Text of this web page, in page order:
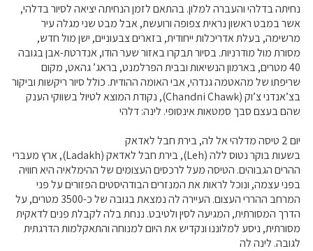
נחיתה בדלהי והעברה למלון. בהתאם לזמן הנחיתה יציאה לסיור בדלהי,
אשר במבט ראשון נראית צפופה ורועשת, אבל מבט שני מגלה עיר
מרשימה, בעלת אדריכלות ייחודית, בזארים צבעוניים, ישן מול חדש,
מסורת מול מודרניות. בסיור תבקרו באזור שער הודו, אנדרטת-אבן בגובה
40 מטרים, בארמון הנשיאות ובבית הפרלמנט, בראג’ גהאט, מקום
שריפתו של מהאטמה גנדהי, אבי האומה ההודית. כולל סיור ריקשות וביקור
בצ’אנדני צ’וק (Chandni Chawk), נקודת המוצא לטיול בשווקי הענק
שהם בעצם סבך סמטאות אינסופי. לינה: דלהי
יום 2 טיסה מדלהי אל לה, בירת חבל לאדאק
בשעות בוקר נטוס ללה (Leh), בירת חבל לאדאק (Ladakh), ארץ מעברי
ההרים הגבוהים. הטיסה מעל לרכסים העצומים של ההימלאיה היא חוויה
בפני עצמה, ונוכל לראות את המנזרים הבודהיסטים הפזורים על פני
המרחב ההררי העצום. העיירה לה נמצאת בגובה של כ-3500 מטרים, על
הדרך המסורתית, המגיעה לסין ולטיבט. ננחת בלה לקבלת פנים לדאקית
מסורתית, ניסע למלוננו ונקדיש את היום למנוחה והתאקלמות הדרגתית
לגובה. לינה לה